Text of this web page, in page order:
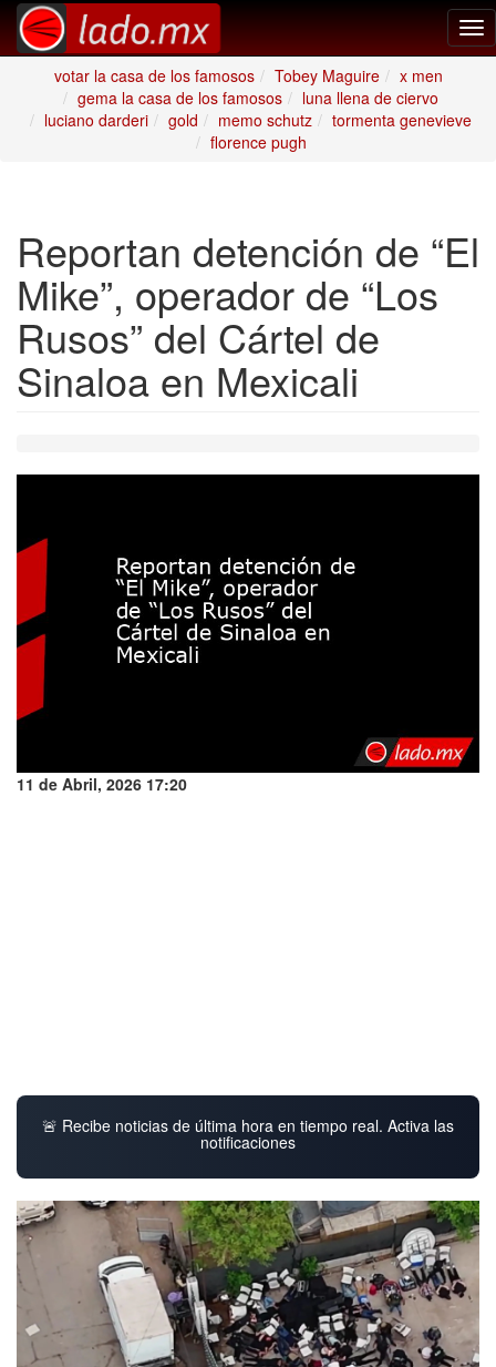
votar la casa de los famosos
Tobey Maguire
x men
gema la casa de los famosos
luna llena de ciervo
luciano darderi
gold memo schutz
tormenta genevieve
florence pugh
Reportan detención de “El
Mike”, operador de “Los
Rusos” del Cártel de
Sinaloa en Mexicali
11 de Abril, 2026 17:20
🚨 Recibe noticias de última hora en tiempo real. Activa las
notificaciones